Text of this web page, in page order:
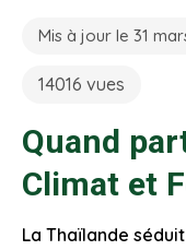
Mis à jour le 31
14016 vues
Quand
Climat et
La Thaïlande